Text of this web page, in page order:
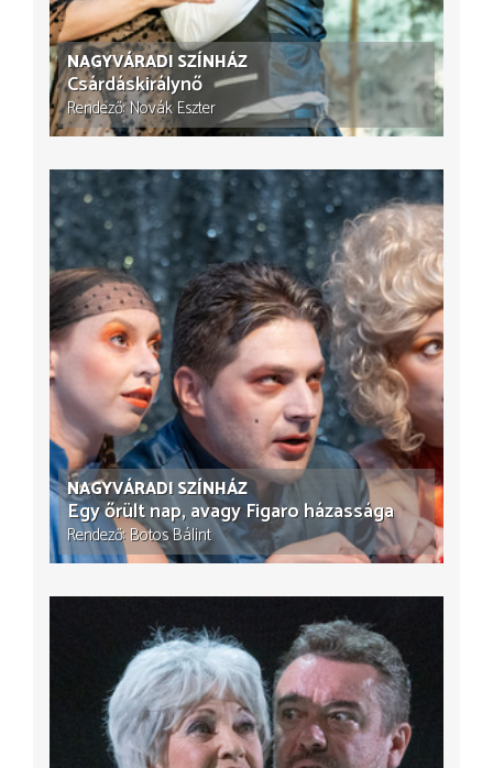
NAGYVÁRADI SZÍNHÁZ
Csárdáskirálynő
Rendező Novák Eszter
NAGYVÁRADI SZÍNHÁZ
Egy őrült nap, avagy Figaro házassága
Rendező Botos Bálint